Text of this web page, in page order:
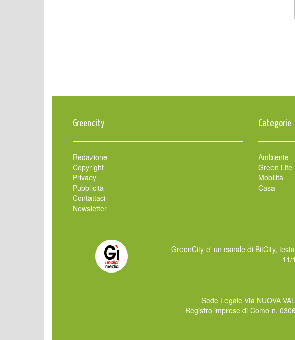
Greencity
Redazione
Copyright
Privacy
Pubblicità
Contattaci
Newsletter
Categorie
Ambiente
Green Life
Mobilità
Casa
GreenCity e' un canale di BitCity,
11/
Sede Legale Via NUOVA
Registro imprese di Como n.